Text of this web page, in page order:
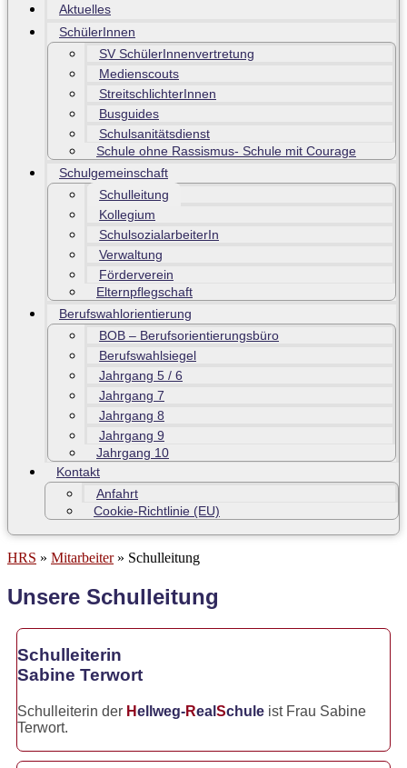
Aktuelles
SchülerInnen
SV SchülerInnenvertretung
Medienscouts
StreitschlichterInnen
Busguides
Schulsanitätsdienst
Schule ohne Rassismus- Schule mit Courage
Schulgemeinschaft
Schulleitung
Kollegium
SchulsozialarbeiterIn
Verwaltung
Förderverein
Elternpflegschaft
Berufswahlorientierung
BOB – Berufsorientierungsbüro
Berufswahlsiegel
Jahrgang 5 / 6
Jahrgang 7
Jahrgang 8
Jahrgang 9
Jahrgang 10
Kontakt
Anfahrt
Cookie-Richtlinie (EU)
HRS » Mitarbeiter» Schulleitung
Unsere Schulleitung
Schulleiterin
Sabine Terwort
Schulleiterin der Hellweg-Real Schule ist Frau Sabine
Terwort.